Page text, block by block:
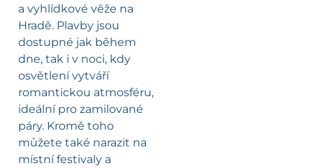
a vyhlídkové věže na
Hradě. Plavby jsou
dostupné jak během
dne, tak i v noci, kdy
osvětlení vytváří
romantickou atmosféru,
ideální pro zamilované
páry. Kromě toho
můžete také narazit na
místní festivaly a